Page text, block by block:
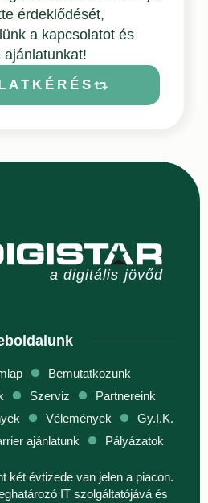
érdeklődését,
a kapcsolatot és
ajánlatunkat!
Bemutatkozunk
Szerviz
Partnereink
Vélemények
Gy.I.K.
ajánlatunk Pályázatok
két évtizede van jelen a piacon.
IT szolgáltatójává és